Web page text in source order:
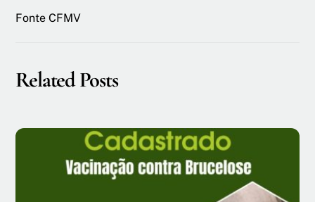
Fonte CFMV
Related Posts